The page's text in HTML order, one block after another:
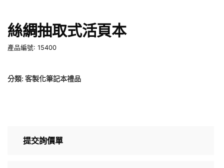
絲綢抽取式活頁本
產品編號: 15400
分類: 客製化筆記本禮品
提交詢價單